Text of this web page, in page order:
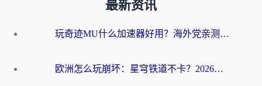
最新资讯
玩奇迹MU什么加速器好用？海外党亲测：这款加速器让你告别延迟卡顿！
欧洲怎么玩崩坏：星穹铁道不卡？2026海外玩家国服游戏加速器终极攻略